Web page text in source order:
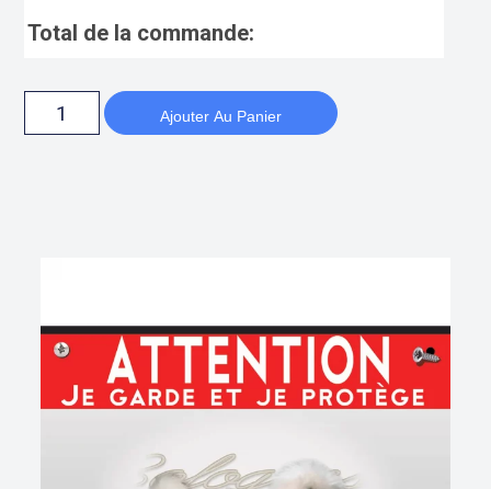
Total de la commande:
Ajouter Au Panier